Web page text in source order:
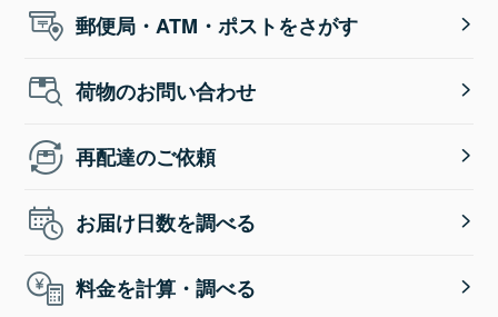
郵便局・ATM・ポストをさがす
荷物のお問い合わせ
再配達のご依頼
お届け日数を調べる
料金を計算・調べる